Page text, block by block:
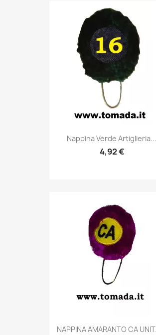
Anteprima
Nappina Verde Artiglieria...
4,92 €
Anteprima
NAPPINA AMARANTO CA